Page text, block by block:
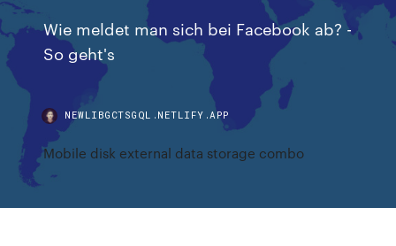
Wie meldet man sich bei Facebook ab? -
So geht's
NEWLIBGCTSGQL.NETLIFY.APP
Mobile disk external data storage combo